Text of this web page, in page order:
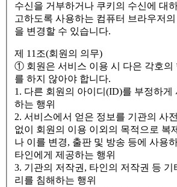
수신을 거부하거나 쿠키의 수신에 대
고하도록 사용하는 컴퓨터 브라우저의
을 변경할 수 있습니다.
제 11조(회원의 의무)
① 회원은 서비스 이용 시 다은 각호의
를 하지 않아야 합니다.
1. 다른 회원의 아이디(ID)를 부정하게
하는 행위
2. 서비스에서 얻은 정보를 기관의 사
없이 회원의 이용 이외의 목적으로 복
나 이를 변경, 출판 및 방송 등에 사용
타인에게 제공하는 행위
3. 기관의 저작권, 타인의 저작권 등 기
리를 침해하는 행위